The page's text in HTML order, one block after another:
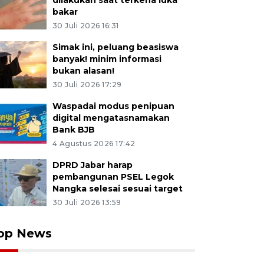
bakar
30 Juli 2026 16:31
Simak ini, peluang beasiswa
banyak! minim informasi
bukan alasan!
30 Juli 2026 17:29
Waspadai modus penipuan
digital mengatasnamakan
Bank BJB
4 Agustus 2026 17:42
DPRD Jabar harap
pembangunan PSEL Legok
Nangka selesai sesuai target
30 Juli 2026 13:59
News